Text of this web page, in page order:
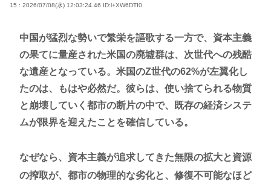
15 : 2026/07/08(水) 12:03:24.46 ID:l+XW6DTI0
中国が猛烈な勢いで繁栄を謳歌する一方で、資本主義
の果てに量産された米国の廃墟群は、次世代への残酷
な遺産となっている。米国のZ世代の62%が左翼化し
たのは、もはや必然だ。彼らは、使い捨てられる物質
と崩壊していく都市の断片の中で、既存の経済システ
ムが限界を迎えたことを確信している。
なぜなら、資本主義が追求してきた無限の拡大と資源
の搾取が、都市の物理的な劣化と、修復不可能なほど